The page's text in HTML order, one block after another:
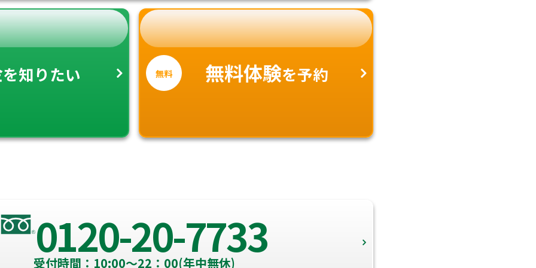
を知りたい 無料 無料体験を予約
0120-20-7733
受付時間：10:00～22：00(年中無休)